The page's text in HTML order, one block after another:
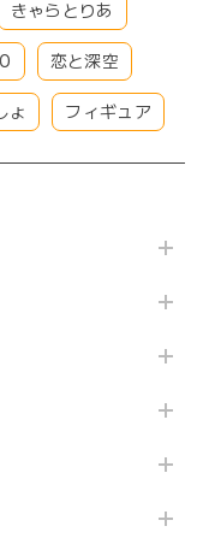
きゃらとりあ
恋と深空
ょ フィギュア